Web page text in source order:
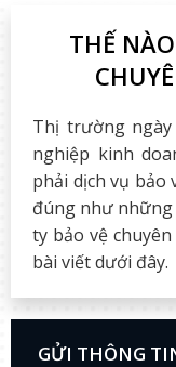
THẾ
Thị trường
nghiệp kinh
phải dịch vụ bảo
đúng như những
ty bảo vệ
bài viết dưới đây.
GỬI THÔNG